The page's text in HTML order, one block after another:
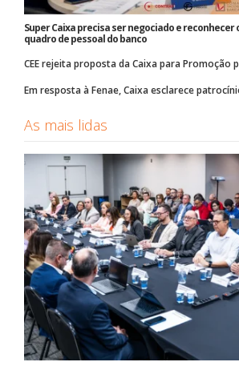
Super Caixa precisa ser negociado e
quadro de pessoal do banco
CEE rejeita proposta da Caixa para Promoção
Em resposta à Fenae, Caixa esclarece
As mais lidas